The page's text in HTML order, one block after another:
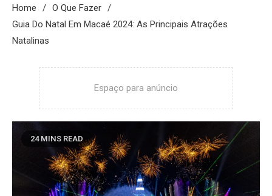
Home
O Que Fazer
Guia Do Natal Em Macaé 2024: As Principais Atrações
Natalinas
Espaço para anúncio
24 MINS READ